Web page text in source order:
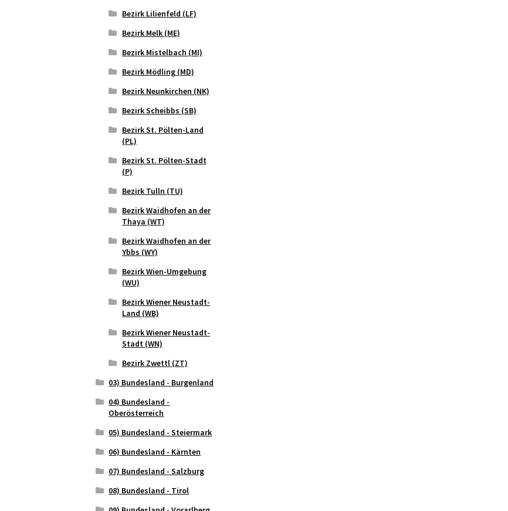
Bezirk Lilienfeld (LF)
Bezirk Melk (ME)
Bezirk Mistelbach (MI)
Bezirk Mödling (MD)
Bezirk Neunkirchen (NK)
Bezirk Scheibbs (SB)
Bezirk St. Pölten-Land
(PL)
Bezirk St. Pölten-Stadt
(P)
Bezirk Tulln (TU)
Bezirk Waidhofen an der
Thaya (WT)
Bezirk Waidhofen an der
Ybbs (WY)
Bezirk Wien-Umgebung
(WU)
Bezirk Wiener Neustadt-
Land (WB)
Bezirk Wiener Neustadt-
Stadt (WN)
Bezirk Zwettl (ZT)
03) Bundesland - Burgenland
04) Bundesland -
Oberösterreich
05) Bundesland - Steiermark
06) Bundesland - Kärnten
07) Bundesland - Salzburg
08) Bundesland - Tirol